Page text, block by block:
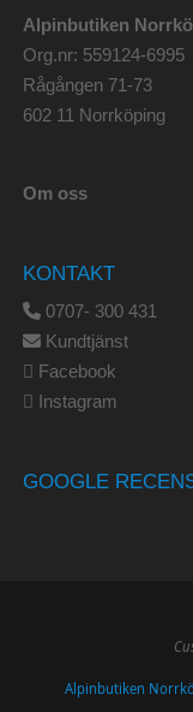
Alpinbutiken
Org.nr: 559124-6995
Rågången 71-73
602 11 Norrköping
Om oss
KONTAKT
0707- 300 431
Kundtjänst
Facebook
Instagram
GOOGLE
Alpinbutiken